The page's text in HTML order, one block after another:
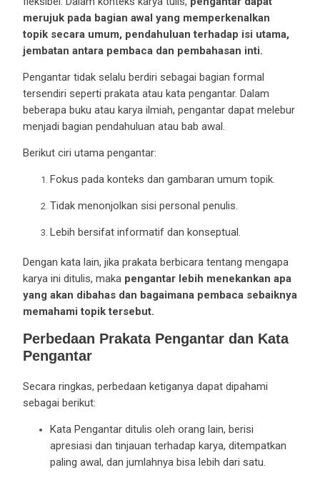
merujuk pada bagian awal yang memperkenalkan
topik secara umum, pendahuluan terhadap isi utama,
jembatan antara pembaca dan pembahasan inti.
Pengantar tidak selalu berdiri sebagai bagian formal
tersendiri seperti prakata atau kata pengantar. Dalam
beberapa buku atau karya ilmiah, pengantar dapat melebur
menjadi bagian pendahuluan atau bab awal.
Berikut ciri utama pengantar:
Fokus pada konteks dan gambaran umum topik.
Tidak menonjolkan sisi personal penulis.
Lebih bersifat informatif dan konseptual.
Dengan kata lain, jika prakata berbicara tentang mengapa
karya ini ditulis, maka pengantar lebih menekankan apa
yang akan dibahas dan bagaimana pembaca sebaiknya
memahami topik tersebut.
Perbedaan Prakata Pengantar dan Kata
Pengantar
Secara ringkas, perbedaan ketiganya dapat dipahami
sebagai berikut:
Kata Pengantar ditulis oleh orang lain, berisi
apresiasi dan tinjauan terhadap karya, ditempatkan
paling awal, dan jumlahnya bisa lebih dari satu.